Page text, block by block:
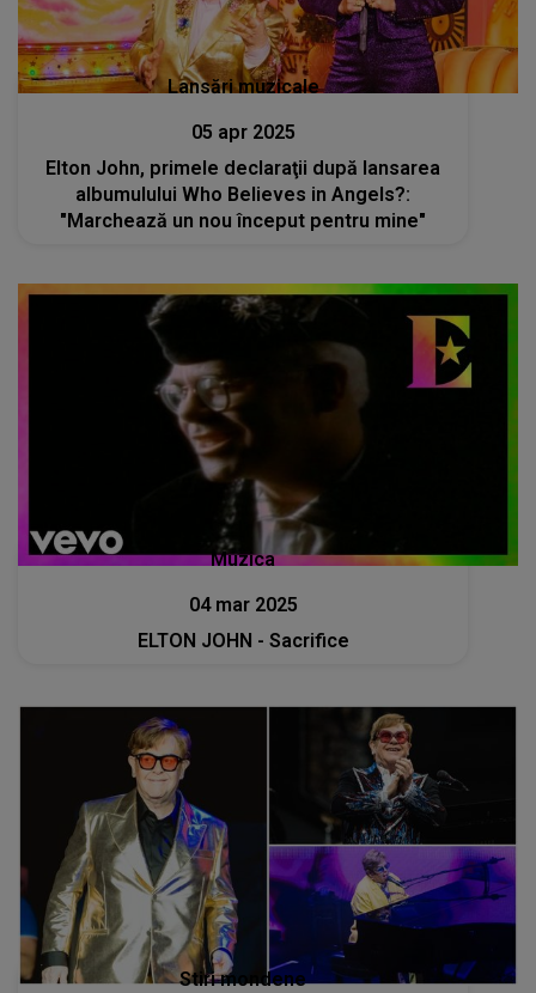
Lansări muzicale
05 apr 2025
Elton John, primele declaraţii după lansarea
albumulului Who Believes in Angels?:
"Marchează un nou început pentru mine"
Muzica
04 mar 2025
ELTON JOHN - Sacrifice
Stiri mondene